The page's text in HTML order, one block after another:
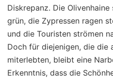
Diskrepanz. Die
grün, die Zypressen ragen
und die Touristen strömen
Doch für diejenigen, die die
miterlebten, bleibt eine
Erkenntnis, dass die